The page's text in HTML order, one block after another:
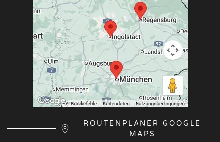
ROUTENPLANER GOOGLE
MAPS